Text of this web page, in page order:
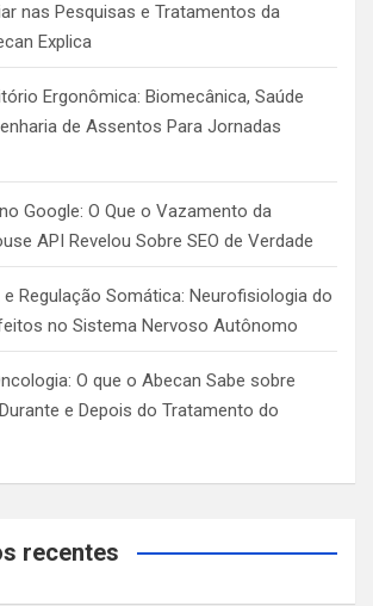
nas Pesquisas e Tratamentos da
Explica
Ergonômica: Biomecânica, Saúde
de Assentos Para Jornadas
Google: O Que o Vazamento da
API Revelou Sobre SEO de Verdade
e Regulação Somática: Neurofisiologia do
no Sistema Nervoso Autônomo
O que o Abecan Sabe sobre
e Depois do Tratamento do
recentes